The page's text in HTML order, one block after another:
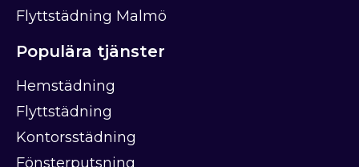
Populära tjänster
Hemstädning
Flyttstädning
Kontorsstädning
Fönsterputsning
Flyttstädning Malmö